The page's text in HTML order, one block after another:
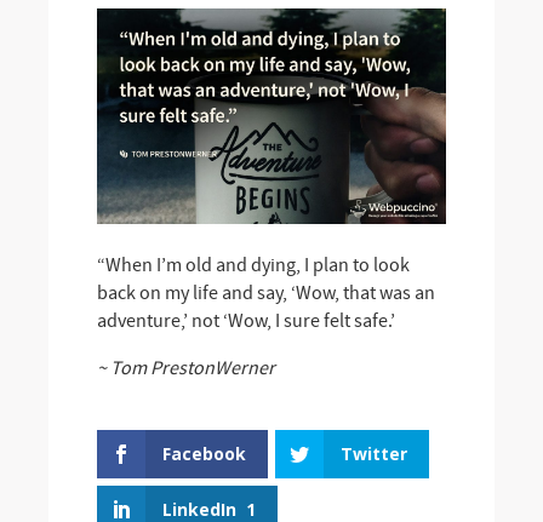
“When I’m old and dying, I plan to look
back on my life and say, ‘Wow, that was an
adventure,’ not ‘Wow, I sure felt safe.’
~ Tom PrestonWerner
Facebook Twitter
LinkedIn 1